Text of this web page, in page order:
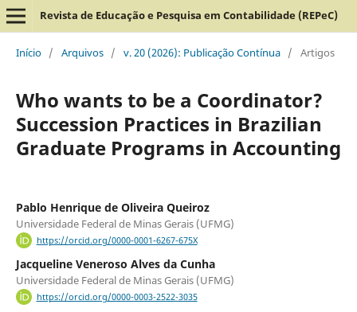
Revista de Educação e Pesquisa em Contabilidade (REPeC)
Início / Arquivos / v. 20 (2026): Publicação Contínua / Artigos
Who wants to be a Coordinator?
Succession Practices in Brazilian
Graduate Programs in Accounting
Pablo Henrique de Oliveira Queiroz
Universidade Federal de Minas Gerais (UFMG)
https://orcid.org/0000-0001-6267-675X
Jacqueline Veneroso Alves da Cunha
Universidade Federal de Minas Gerais (UFMG)
https://orcid.org/0000-0003-2522-3035